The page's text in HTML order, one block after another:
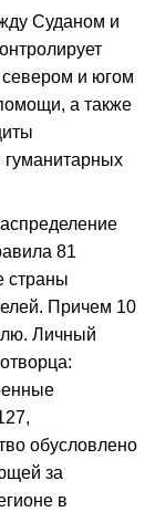
Суданом и
и югом
а также
гуманитарных
81
страны
Причем 10
Личный
обусловлено
за
в